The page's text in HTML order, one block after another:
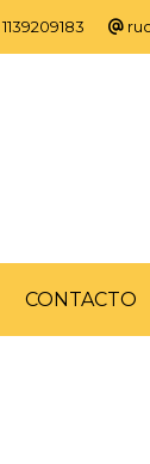
1139209183
CONTACTO